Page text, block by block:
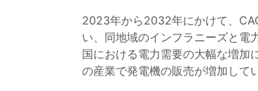
2023年から2032年にかけて、
い、同地域のインフラニーズと電
国における電力需要の大幅な増加
の産業で発電機の販売が増加してい